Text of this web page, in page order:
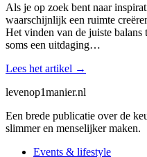
Als je op zoek bent naar
waarschijnlijk een ruimte
Het vinden van de juiste
soms een uitdaging…
Lees het artikel →
levenop1manier.nl
Een brede publicatie over de
slimmer en menselijker maken.
Events & lifestyle